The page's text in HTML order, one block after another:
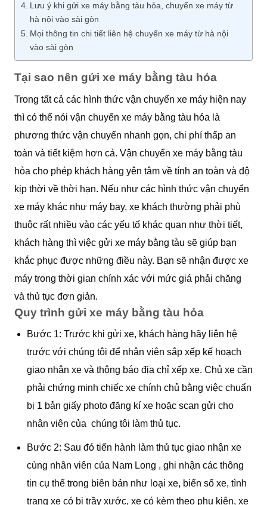
Lưu ý khi gửi xe máy bằng tàu hỏa, chuyển xe máy từ
hà nội vào sài gòn
Mọi thông tin chi tiết liên hệ chuyển xe máy từ hà nội
vào sài gòn
Tại sao nên gửi xe máy bằng tàu hỏa
Trong tất cả các hình thức vận chuyển xe máy hiện nay
thì có thể nói vận chuyển xe máy bằng tàu hỏa là
phương thức vận chuyển nhanh gọn, chi phí thấp an
toàn và tiết kiệm hơn cả. Vận chuyển xe máy bằng tàu
hỏa cho phép khách hàng yên tâm về tính an toàn và độ
kịp thời về thời hạn. Nếu như các hình thức vận chuyển
xe máy khác như máy bay, xe khách thường phải phù
thuộc rất nhiều vào các yếu tố khác quan như thời tiết,
khách hàng thì việc gửi xe máy bằng tàu sẽ giúp bạn
khắc phục được những điều này. Bạn sẽ nhận được xe
máy trong thời gian chính xác với mức giá phải chăng
và thủ tục đơn giản.
Quy trình gửi xe máy bằng tàu hỏa
Bước 1: Trước khi gửi xe, khách hàng hãy liên hệ
trước với chúng tôi để nhân viên sắp xếp kế hoạch
giao nhận xe và thông báo địa chỉ xếp xe. Chủ xe cần
phải chứng minh chiếc xe chính chủ bằng việc chuẩn
bị 1 bản giấy photo đăng kí xe hoặc scan gửi cho
nhân viên của chúng tôi làm thủ tục.
Bước 2: Sau đó tiến hành làm thủ tục giao nhận xe
cùng nhân viên của Nam Long , ghi nhận các thông
tin cụ thể trong biên bản như loại xe, biển số xe, tình
trạng xe có bị trầy xước, xe có kèm theo phụ kiện, xe